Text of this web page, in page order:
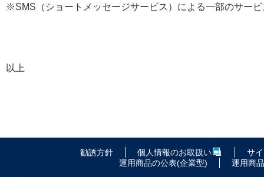
※SMS（ショートメッセージサービス）による一部のサー
以上
勧誘方針 個人情報のお取扱い
サ
運用商品の公表(企業型)
運用商